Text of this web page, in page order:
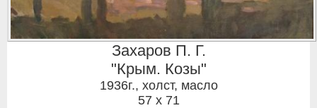
Захаров П. Г.
"Крым. Козы"
1936г., холст, масло
57 x 71